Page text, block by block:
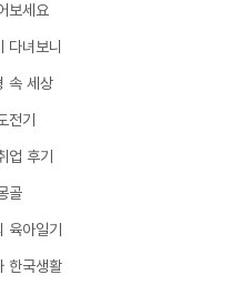
보세요
다녀보니
속 세상
전기
업 후기
골
육아일기
한국생활